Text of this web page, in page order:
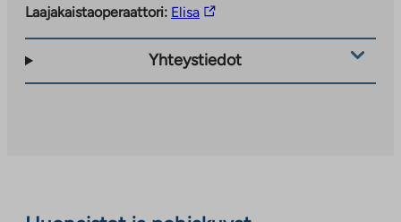
Laajakaistaoperaattori: ElisaLinkki
ulkopuoliseen
Yhteystiedot